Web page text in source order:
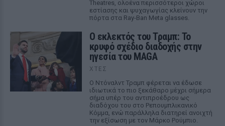
Theatres, ολοένα περισσότεροι χώροι
εστίασης και ψυχαγωγίας κλείνουν την
πόρτα στα Ray-Ban Meta glasses.
Ο εκλεκτός του Τραμπ: Το
κρυφό σχέδιο διαδοχής στην
ηγεσία του MAGA
ΧΤΕΣ
Ο Ντόναλντ Τραμπ φέρεται να έδωσε
ιδιωτικά το πιο ξεκάθαρο μέχρι σήμερα
σήμα υπέρ του αντιπροέδρου ως
διαδόχου του στο Ρεπουμπλικανικό
Κόμμα, ενώ παράλληλα διατηρεί ανοιχτή
την εξίσωση με τον Μάρκο Ρούμπιο.